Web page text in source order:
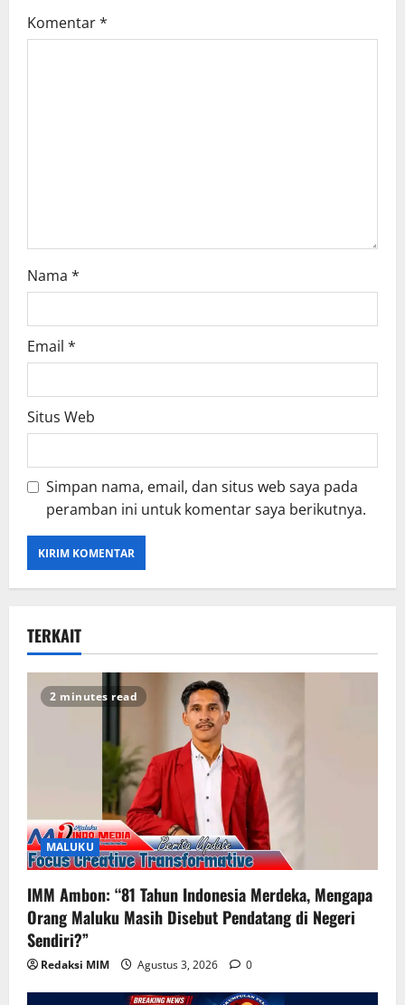
Komentar*
Nama *
Email *
Situs Web
Simpan nama, email, dan situs web saya pada
peramban ini untuk komentar saya berikutnya.
TERKAIT
2 minutes read
MALUKU
IMM Ambon: “81 Tahun Indonesia Merdeka, Mengapa
Orang Maluku Masih Disebut Pendatang di Negeri
Sendiri?”
Redaksi MIM Agustus 3, 2026 0